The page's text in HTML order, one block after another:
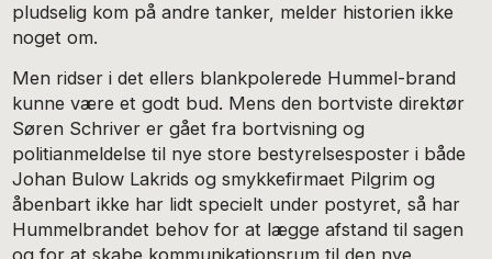
pludselig kom på andre tanker, melder historien ikke
noget om.
Men ridser i det ellers blankpolerede Hummel-brand
kunne være et godt bud. Mens den bortviste direktør
Søren Schriver er gået fra bortvisning og
politianmeldelse til nye store bestyrelsesposter i både
Johan Bulow Lakrids og smykkefirmaet Pilgrim og
åbenbart ikke har lidt specielt under postyret, så har
Hummelbrandet behov for at lægge afstand til sagen